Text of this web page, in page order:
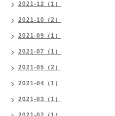
2021-12（1）
2021-10（2）
2021-09（1）
2021-07（1）
2021-05（2）
2021-04（1）
2021-03（1）